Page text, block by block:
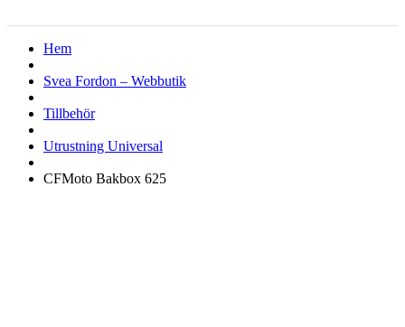
Hem
Svea Fordon – Webbutik
Tillbehör
Utrustning Universal
CFMoto Bakbox 625